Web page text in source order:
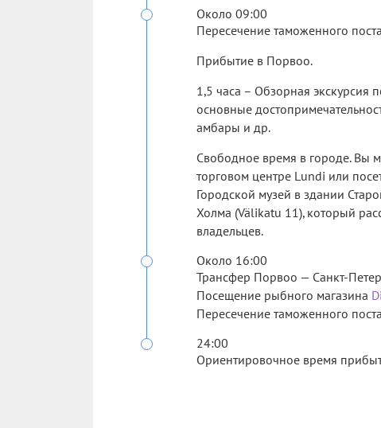
Около 09:00
Пересечение таможенного
Прибытие в Порвоо.
1,5 часа – Обзорная экскурсия
основные
амбары и др.
Свободное время в городе. Вы
торговом центре Lundi или
Городской музей в здании
Холма (Välikatu 11), который
владельцев.
Около 16:00
Трансфер Порвоо — Санкт-
Посещение рыбного магазина
Пересечение таможенного
24:00
Ориентировочное время